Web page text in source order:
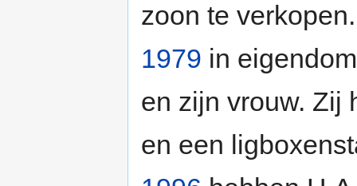
zoon te
1979 in
en zijn vrouw. Zij
en een